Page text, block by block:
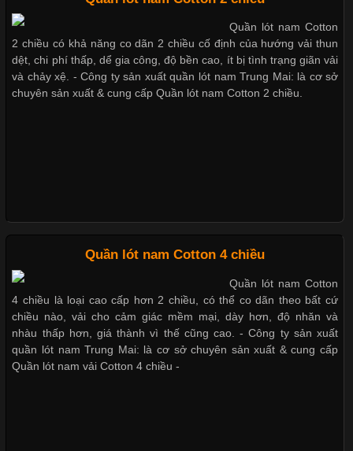
Chất Liệu Lycra Có Gì Đặc Biệt Trong Ngành Thời Trang?
Vải Lycra Là Gì? Chất Liệu Co Giãn Được Ưa Chuộng Trong
Chất Liệu Bamboo Xu Hướng Mới Trong Ngành Thời Trang
Cập nhật 2026-05-21 14:59:25
Trong những năm gần đây, vải Bamboo đang trở thành một
trong những chất liệu được yêu thích trong ngành thời trang
nhờ đặc tính mềm mại, thoáng khí và thân thiện với môi trường.
Không chỉ được ứng dụng trong quần áo thường ngày, loại vải
Nguyên bộ quần lót nam Boxer thun lạnh giá rẻ
Quần lót nam Cotton
2 chiều có khả năng co dãn 2 chiều cố định của hướng vải thun
dệt, chi phí thấp, dể gia công, độ bền cao, ít bị tình trạng giãn vải
và chảy xệ. - Công ty sản xuất quần lót nam Trung Mai: là cơ sở
chuyên sản xuất & cung cấp Quần lót nam Cotton 2 chiều.
Quần lót nam Cotton 4 chiều
Quần lót nam Cotton
4 chiều là loại cao cấp hơn 2 chiều, có thể co dãn theo bất cứ
chiều nào, vải cho cảm giác mềm mại, dày hơn, độ nhăn và
nhàu thấp hơn, giá thành vì thế cũng cao. - Công ty sản xuất
quần lót nam Trung Mai: là cơ sở chuyên sản xuất & cung cấp
Quần lót nam vải Cotton 4 chiều -